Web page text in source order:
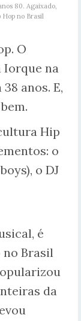
80. Agaixado,
Hop no Brasil
O
Iorque na
anos. E,
Hip
o
o DJ
é
Brasil
da